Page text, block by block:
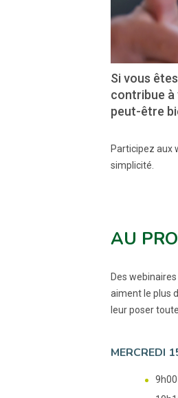
Si vous
contribue à
peut-être
Participez aux
simplicité.
AU
Des
aiment le plus
leur poser
MERCREDI